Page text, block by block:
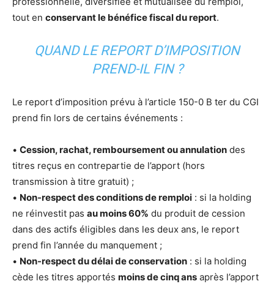
tout en conservant le bénéfice fiscal du report.
QUAND LE REPORT D’IMPOSITION
PREND-IL FIN ?
Le report d’imposition prévu à l’article 150-0 B ter du CGI
prend fin lors de certains événements :
• Cession, rachat, remboursement ou annulation des
titres reçus en contrepartie de l’apport (hors
transmission à titre gratuit) ;
• Non-respect des conditions de remploi : si la holding
ne réinvestit pas au moins 60% du produit de cession
dans des actifs éligibles dans les deux ans, le report
prend fin l’année du manquement ;
• Non-respect du délai de conservation : si la holding
cède les titres apportés moins de cinq ans après l’apport